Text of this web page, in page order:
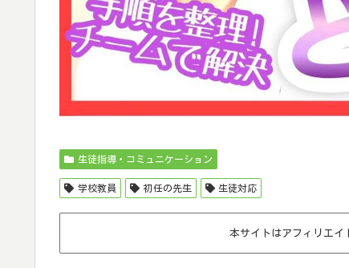
生徒指導・コミュニケーション
学校教員 初任の先生 生徒対応
本サイトはアフィリエイ